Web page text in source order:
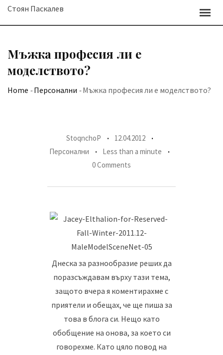
SkipСтоян Паскалев
Мъжка професия ли е
моделството?
Home -Персонални -Мъжка професия ли е моделството?
StoqnchoP
12.04.2012
Персонални
Less than a minute
0 Comments
Днеска за разнообразие реших да
поразсъждавам върху тази тема,
защото вчера я коментирахме с
приятели и обещах, че ще пиша за
това в блога си. Нещо като
обобщение на онова, за което си
говорехме. Като цяло повод на